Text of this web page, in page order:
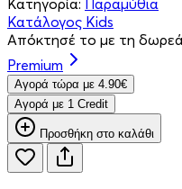
Κατάλογος Kids
Απόκτησέ το με τη
Premium
Aγορά τώρα με 4.90€
Aγορά με 1 Credit
Προσθήκη στο καλάθι